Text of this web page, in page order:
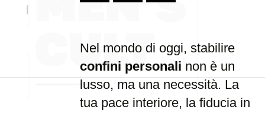
Nel mondo di oggi, stabilire
confini personali non è un
lusso, ma una necessità. La
tua pace interiore, la fiducia in